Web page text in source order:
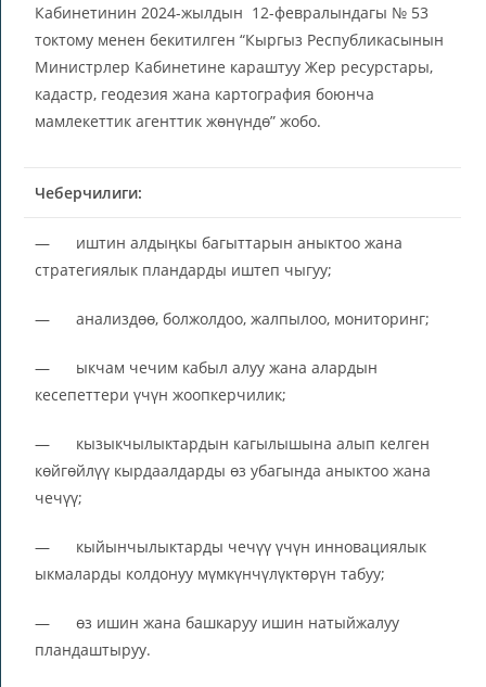
Кабинетинин 2024-жылдын 12-февралындагы № 53
токтому менен бекитилген “Кыргыз Республикасынын
Министрлер Кабинетине караштуу Жер ресурстары,
кадастр, геодезия жана картография боюнча
мамлекеттик агенттик жөнүндө” жобо.
Чеберчилиги:
— иштин алдыңкы багыттарын аныктоо жана
стратегиялык пландарды иштеп чыгуу;
— анализдөө, болжолдоо, жалпылоо, мониторинг;
— ыкчам чечим кабыл алуу жана алардын
кесепеттери үчүн жоопкерчилик;
— кызыкчылыктардын кагылышына алып келген
көйгөйлүү кырдаалдарды өз убагында аныктоо жана
чечүү;
— кыйынчылыктарды чечүү үчүн инновациялык
ыкмаларды колдонуу мүмкүнчүлүктөрүн табуу;
— өз ишин жана башкаруу ишин натыйжалуу
пландаштыруу.